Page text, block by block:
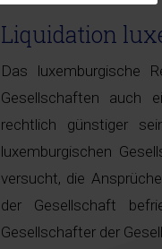
Liquidation
Das luxemburgische
Gesellschaften auch
rechtlich günstiger
luxemburgischen
versucht, die
der Gesellschaft
Gesellschafter der